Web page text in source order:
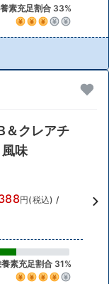
素充足割合 33%
＆クレアチ
味
円(税込) /
素充足割合 31%